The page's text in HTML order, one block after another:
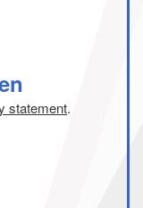
statement.